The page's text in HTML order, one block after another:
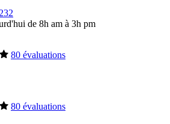
de 8h am à 3h pm
80 évaluations
80 évaluations